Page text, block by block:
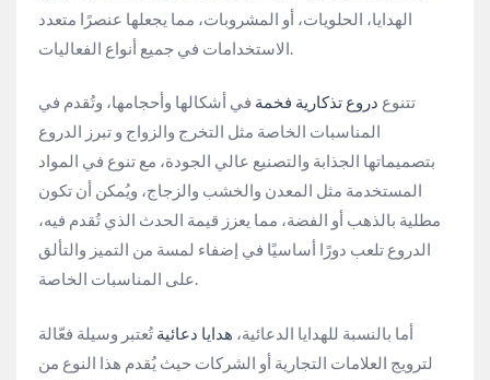
الهدايا، الحلويات، أو المشروبات، مما يجعلها عنصرًا متعدد
تتنوع دروع تذكارية فخمة في أشكالها وأحجامها، وتُقدم في
المناسبات الخاصة مثل التخرج والزواج و تبرز الدروع
بتصميماتها الجذابة والتصنيع عالي الجودة، مع تنوع في المواد
المستخدمة مثل المعدن والخشب والزجاج، ويُمكن أن تكون
مطلية بالذهب أو الفضة، مما يعزز قيمة الحدث الذي تُقدم فيه،
الدروع تلعب دورًا أساسيًا في إضفاء لمسة من التميز والتألق
على المناسبات الخاصة.
أما بالنسبة للهدايا الدعائية، هدايا دعائية تُعتبر وسيلة فعّالة
لترويج العلامات التجارية أو الشركات حيث يُقدم هذا النوع من